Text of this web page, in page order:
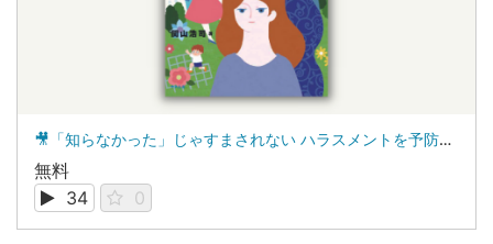
🎥「知らなかった」じゃすまされない ハラスメントを予防・解決する保育の職場づくり
無料
34
0